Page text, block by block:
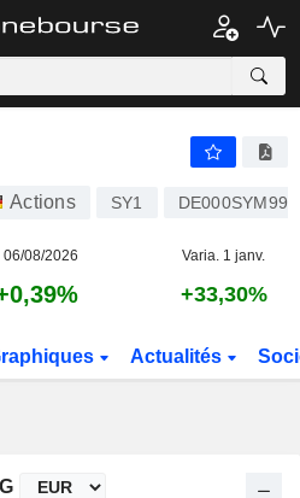
Actions SY1
06/08/2026 Varia. 1 janv.
+33,30%
Actualités